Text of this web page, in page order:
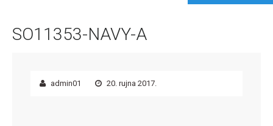
SO11353-NAVY-A
admin01 20. rujna 2017.